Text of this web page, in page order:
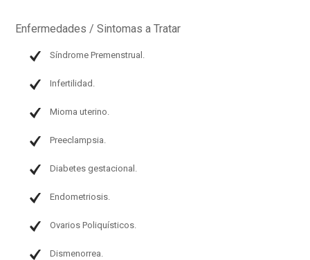
Enfermedades / Sintomas a Tratar
Síndrome Premenstrual.
Infertilidad.
Mioma uterino.
Preeclampsia.
Diabetes gestacional.
Endometriosis.
Ovarios Poliquísticos.
Dismenorrea.